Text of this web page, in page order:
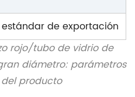
rojo/tubo de vidrio de
diámetro: parámetros
producto
de exportación